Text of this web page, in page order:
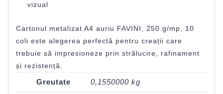
vizual
Cartonul metalizat A4 auriu FAVINI, 250 g/mp, 10
coli este alegerea perfectă pentru creații care
trebuie să impresioneze prin strălucire, rafinament
și rezistență.
Greutate 0,1550000 kg